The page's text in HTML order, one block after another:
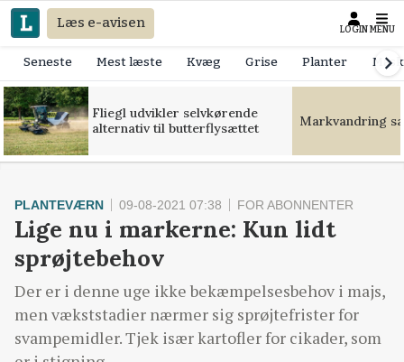
Læs e-avisen LOGIN MENU
Seneste Mest læste Kvæg Grise Planter
Fliegl udvikler selvkørende
alternativ til butterflysættet
Markvandring
PLANTEVÆRN 09-08-2021 07:38 FOR ABONNENTER
Lige nu i markerne: Kun lidt
sprøjtebehov
Der er i denne uge ikke bekæmpelsesbehov i majs,
men vækststadier nærmer sig sprøjtefrister for
svampemidler. Tjek især kartofler for cikader, som